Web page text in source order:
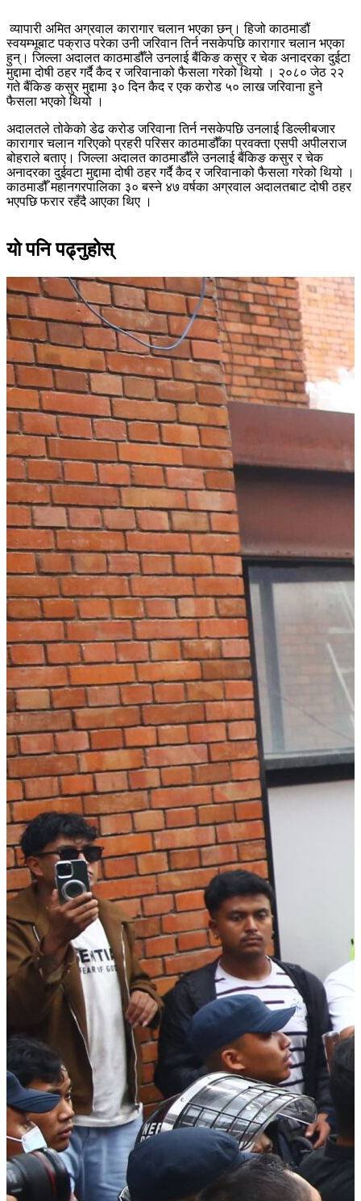
व्यापारी अमित अग्रवाल कारागार चलान भएका छन्। हिजो काठमाडौं
स्वयम्भूबाट पक्राउ परेका उनी जरिवान तिर्न नसकेपछि कारागार चलान भएका
हुन्। जिल्ला अदालत काठमाडौँले उनलाई बैंकिङ कसुर र चेक अनादरका दुईटा
मुद्दामा दोषी ठहर गर्दै कैद र जरिवानाको फैसला गरेको थियो । २०८० जेठ २२
गते बैंकिङ कसुर मुद्दामा ३० दिन कैद र एक करोड ५० लाख जरिवाना हुने
फैसला भएको थियो ।
अदालतले तोकेको डेढ करोड जरिवाना तिर्न नसकेपछि उनलाई डिल्लीबजार
कारागार चलान गरिएको प्रहरी परिसर काठमाडौँका प्रवक्ता एसपी अपीलराज
बोहराले बताए। जिल्ला अदालत काठमाडौँले उनलाई बैंकिङ कसुर र चेक
अनादरका दुईवटा मुद्दामा दोषी ठहर गर्दै कैद र जरिवानाको फैसला गरेको थियो ।
काठमाडौँ महानगरपालिका ३० बस्ने ४७ वर्षका अग्रवाल अदालतबाट दोषी ठहर
भएपछि फरार रहँदै आएका थिए ।
यो पनि पढ्नुहोस्